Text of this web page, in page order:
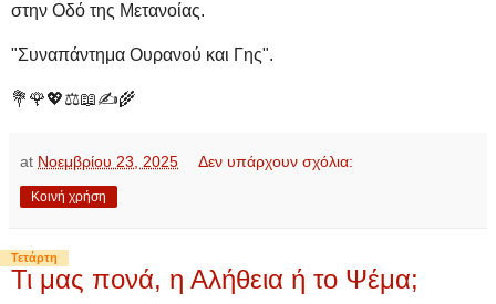
στην Οδό της Μετανοίας.
"Συναπάντημα Ουρανού και Γης".
💐🌹💖⚖️📖✍️🌾
at Νοεμβρίου 23, 2025 Δεν υπάρχουν σχόλια:
Κοινή χρήση
Τετάρτη
Τι μας πονά, η Αλήθεια ή το Ψέμα;